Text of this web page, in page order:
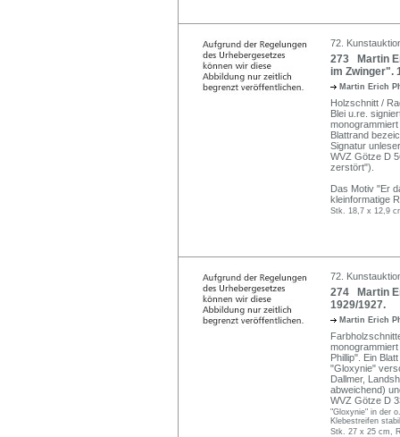
72.
273 Martin
im Zwinger".
Martin Erich
Holzschnitt /
Blei u.re.
Blattrand
Signatur
WVZ Götze D
zerstört").
Das Motiv "Er
kleinformatige
Stk. 18,7 x 12,9
72.
274 Martin
1929/1927.
Martin Erich
Phillip". Ein
"Gloxynie"
Dallmer,
abweichend)
WVZ Götze D
"Gloxynie" in der
Klebestreifen
Stk. 27 x 25 cm,